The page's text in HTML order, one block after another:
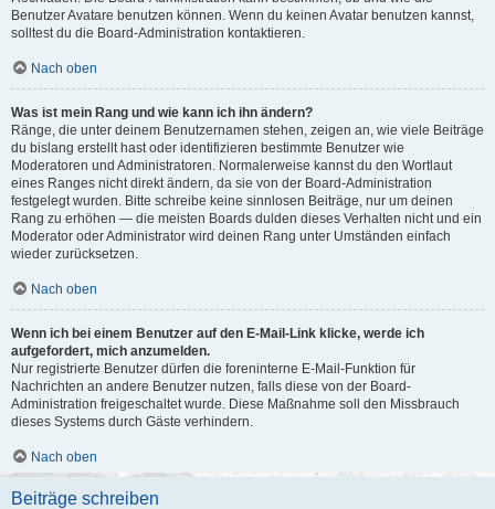
Benutzer Avatare benutzen können. Wenn du keinen Avatar benutzen kannst,
solltest du die Board-Administration kontaktieren.
Nach oben
Was ist mein Rang und wie kann ich ihn ändern?
Ränge, die unter deinem Benutzernamen stehen, zeigen an, wie viele Beiträge
du bislang erstellt hast oder identifizieren bestimmte Benutzer wie
Moderatoren und Administratoren. Normalerweise kannst du den Wortlaut
eines Ranges nicht direkt ändern, da sie von der Board-Administration
festgelegt wurden. Bitte schreibe keine sinnlosen Beiträge, nur um deinen
Rang zu erhöhen — die meisten Boards dulden dieses Verhalten nicht und ein
Moderator oder Administrator wird deinen Rang unter Umständen einfach
wieder zurücksetzen.
Nach oben
Wenn ich bei einem Benutzer auf den E-Mail-Link klicke, werde ich
aufgefordert, mich anzumelden.
Nur registrierte Benutzer dürfen die foreninterne E-Mail-Funktion für
Nachrichten an andere Benutzer nutzen, falls diese von der Board-
Administration freigeschaltet wurde. Diese Maßnahme soll den Missbrauch
dieses Systems durch Gäste verhindern.
Nach oben
Beiträge schreiben